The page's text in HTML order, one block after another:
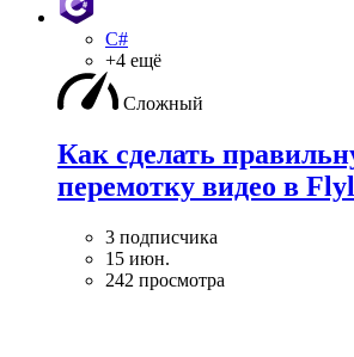
C#
+4 ещё
Сложный
Как сделать
перемотку видео в
3 подписчика
15 июн.
242 просмотра